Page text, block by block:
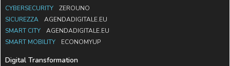
CYBERSECURITY
ZEROUNO
SICUREZZA
AGENDADIGITALE.EU
SMART CITY
AGENDADIGITALE.EU
SMART MOBILITY
ECONOMYUP
Digital Transformation